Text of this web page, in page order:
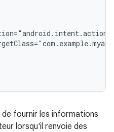
fournir les informations
lorsqu'il renvoie des